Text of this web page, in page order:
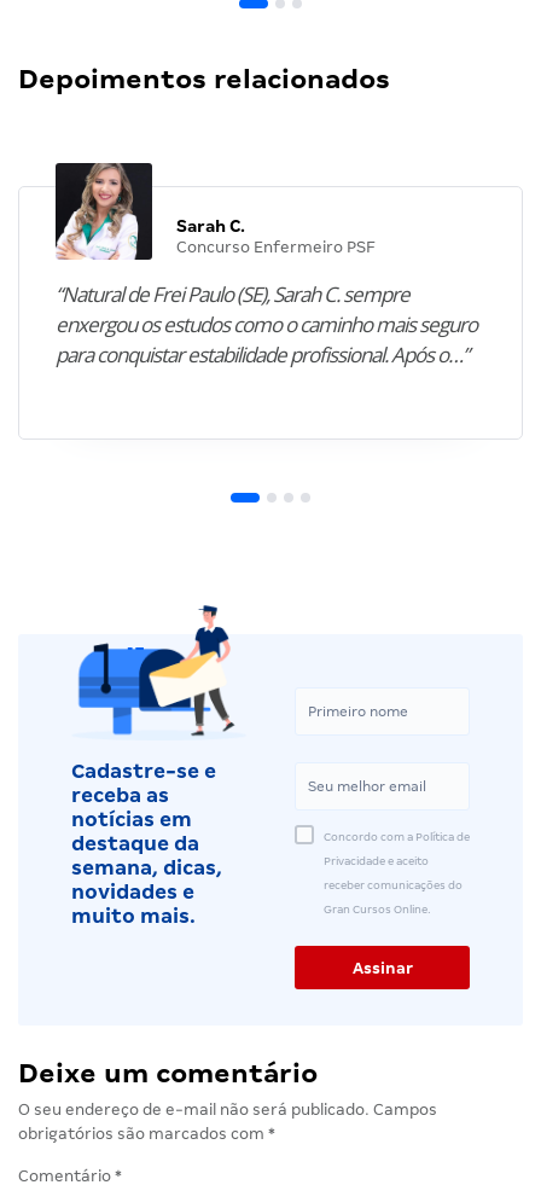
Depoimentos relacionados
Sarah C.
Concurso Enfermeiro PSF
“Natural de Frei Paulo (SE), Sarah C. sempre
enxergou os estudos como o caminho mais seguro
para conquistar estabilidade profissional. Após o…”
Cadastre-se e
receba as
notícias em
destaque da
semana, dicas,
novidades e
muito mais.
Concordo com a Política de
Privacidade e aceito
receber comunicações do
Gran Cursos Online.
Deixe um comentário
O seu endereço de e-mail não será publicado. Campos
obrigatórios são marcados com *
Comentário *